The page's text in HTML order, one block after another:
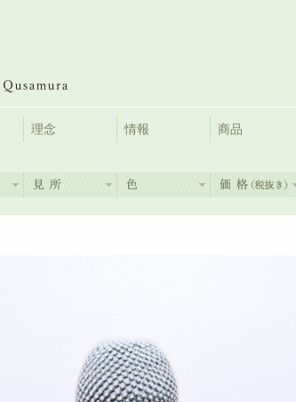
理念 情報 商品